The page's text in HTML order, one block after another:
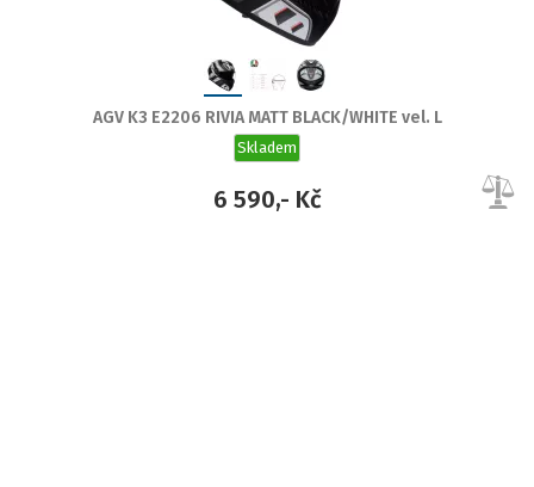
AGV K3 E2206 RIVIA MATT BLACK/WHITE vel. L
Skladem
6 590,- Kč